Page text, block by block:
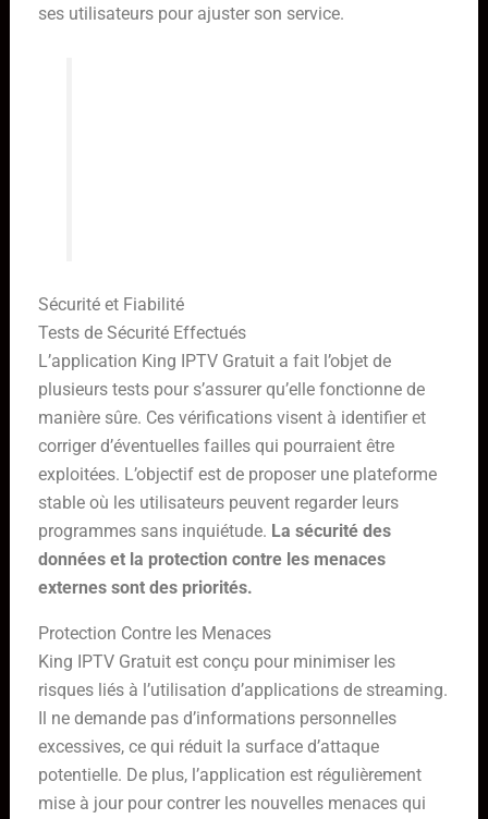
ses utilisateurs pour ajuster son service.
Sécurité et Fiabilité
Tests de Sécurité Effectués
L’application King IPTV Gratuit a fait l’objet de
plusieurs tests pour s’assurer qu’elle fonctionne de
manière sûre. Ces vérifications visent à identifier et
corriger d’éventuelles failles qui pourraient être
exploitées. L’objectif est de proposer une plateforme
stable où les utilisateurs peuvent regarder leurs
programmes sans inquiétude. La sécurité des
données et la protection contre les menaces
externes sont des priorités.
Protection Contre les Menaces
King IPTV Gratuit est conçu pour minimiser les
risques liés à l’utilisation d’applications de streaming.
Il ne demande pas d’informations personnelles
excessives, ce qui réduit la surface d’attaque
potentielle. De plus, l’application est régulièrement
mise à jour pour contrer les nouvelles menaces qui